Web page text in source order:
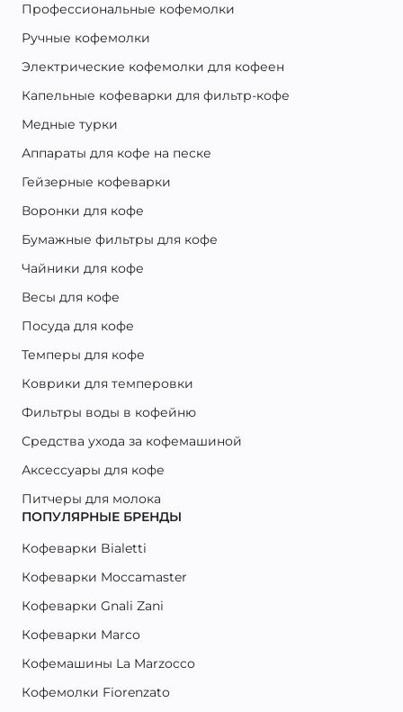
Профессиональные кофемолки
Ручные кофемолки
Электрические кофемолки для кофеен
Капельные кофеварки для фильтр-кофе
Медные турки
Аппараты для кофе на песке
Гейзерные кофеварки
Воронки для кофе
Бумажные фильтры для кофе
Чайники для кофе
Весы для кофе
Посуда для кофе
Темперы для кофе
Коврики для темперовки
Фильтры воды в кофейню
Средства ухода за кофемашиной
Аксессуары для кофе
Питчеры для молока
ПОПУЛЯРНЫЕ БРЕНДЫ
Кофеварки Bialetti
Кофеварки Moccamaster
Кофеварки Gnali Zani
Кофеварки Marco
Кофемашины La Marzocco
Кофемолки Fiorenzato